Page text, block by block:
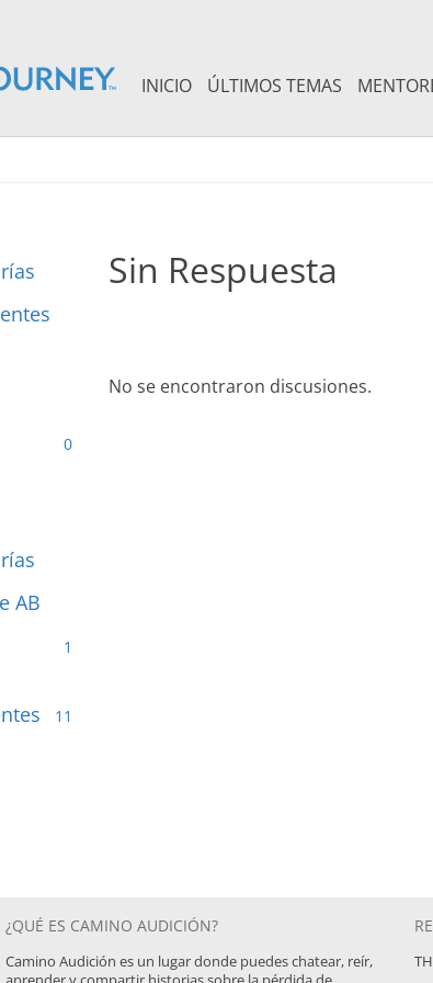
INICIO ÚLTIMOS TEMAS
0
AB
1
11
Sin Respuesta
No se encontraron discusiones.
¿QUÉ ES CAMINO AUDICIÓN?
Camino Audición es un lugar donde puedes chatear, reír,